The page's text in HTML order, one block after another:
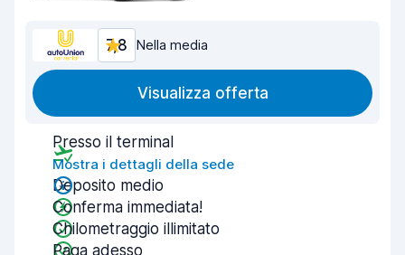
7,8 Nella media
Visualizza offerta
Presso il terminal
Mostra i dettagli della sede
Deposito medio
Conferma immediata!
Chilometraggio illimitato
Paga adesso